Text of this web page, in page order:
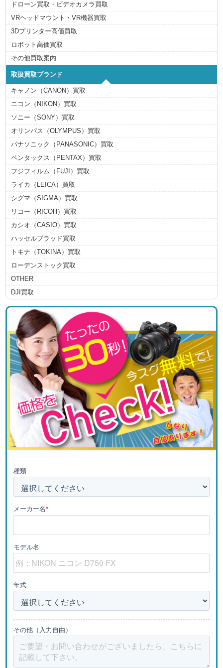
ドローン買取・ビデオカメラ買取
VRヘッドマウント・VR機器買取
3Dプリンター高価買取
ロボット高価買取
その他買取案内
取扱買取ブランド
キャノン（CANON）買取
ニコン（NIKON）買取
ソニー（SONY）買取
オリンパス（OLYMPUS）買取
パナソニック（PANASONIC）買取
ペンタックス（PENTAX）買取
フジフィルム（FUJI）買取
ライカ（LEICA）買取
シグマ（SIGMA）買取
リコー（RICOH）買取
カシオ（CASIO）買取
ハッセルブラッド買取
トキナ（TOKINA）買取
ローデンストック買取
OTHER
DJI買取
種類
メーカー名*
モデル名
年式
その他（入力自由）